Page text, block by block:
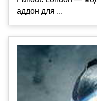
аддон для ...